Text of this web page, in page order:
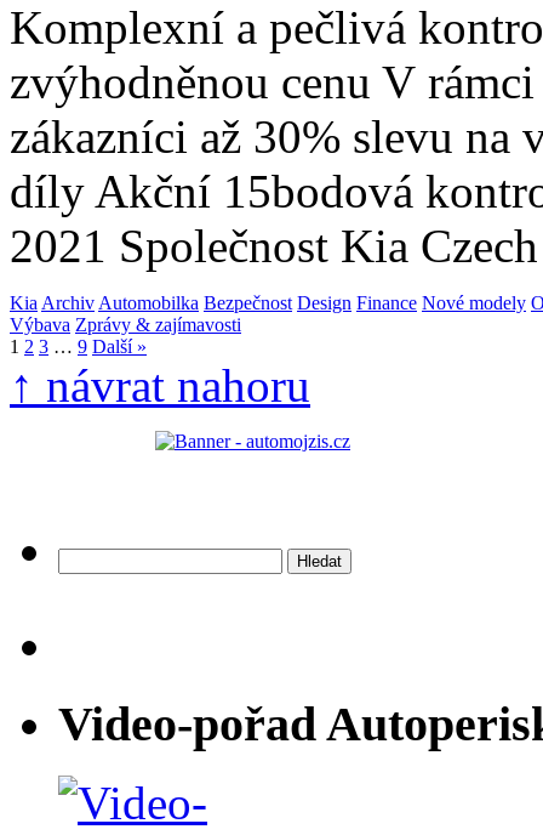
Komplexní a pečlivá
zvýhodněnou cenu V
zákazníci až 30% slevu na
díly Akční 15bodová
2021 Společnost Kia
Kia Archiv Automobilka Bezpečnost Design Finance Nové modely
Výbava Zprávy & zajímavosti
1 2 3 … 9 Další »
↑ návrat nahoru
Video-pořad